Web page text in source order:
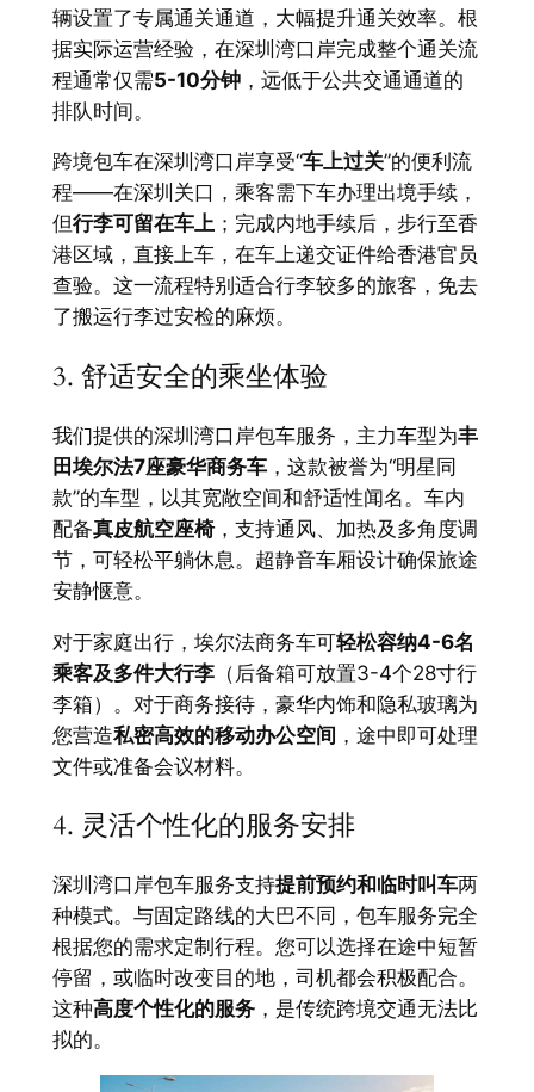
辆设置了专属通关通道，大幅提升通关效率。根
据实际运营经验，在深圳湾口岸完成整个通关流
程通常仅需5-10分钟，远低于公共交通通道的
排队时间。
跨境包车在深圳湾口岸享受“车上过关”的便利流
程——在深圳关口，乘客需下车办理出境手续，
但行李可留在车上；完成内地手续后，步行至香
港区域，直接上车，在车上递交证件给香港官员
查验。这一流程特别适合行李较多的旅客，免去
了搬运行李过安检的麻烦。
3. 舒适安全的乘坐体验
我们提供的深圳湾口岸包车服务，主力车型为丰
田埃尔法7座豪华商务车，这款被誉为“明星同
款”的车型，以其宽敞空间和舒适性闻名。车内
配备真皮航空座椅，支持通风、加热及多角度调
节，可轻松平躺休息。超静音车厢设计确保旅途
安静惬意。
对于家庭出行，埃尔法商务车可轻松容纳4-6名
乘客及多件大行李（后备箱可放置3-4个28寸行
李箱）。对于商务接待，豪华内饰和隐私玻璃为
您营造私密高效的移动办公空间 ，途中即可处理
文件或准备会议材料。
4. 灵活个性化的服务安排
深圳湾口岸包车服务支持提前预约和临时叫车两
种模式。与固定路线的大巴不同，包车服务完全
根据您的需求定制行程。您可以选择在途中短暂
停留，或临时改变目的地，司机都会积极配合。
这种高度个性化的服务，是传统跨境交通无法比
拟的。